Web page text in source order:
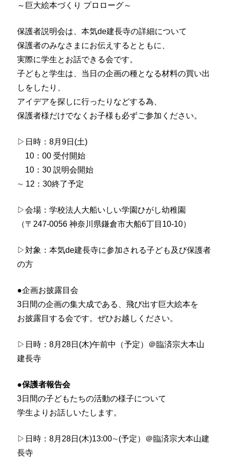
～巨大絵本づくり プロローグ～
保護者説明会は、本気de建長寺の詳細について
保護者のみなさまにお伝えするとともに、
実際に学生とお話できる会です。
子どもと学生は、当日の企画の種となる材料の買い出
しをしたり、
アイデアを探しに行ったりなどする為、
保護者様だけでなくお子様も必ずご参加ください。
▷日時：8⽉9⽇(⼟)
10：00 受付開始
10：30 説明会開始
∼ 12：30終了予定
▷会場：学校法人大船いしい学園ひがし幼稚園
（〒247-0056 神奈川県鎌倉市大船6丁目10-10）
▷対象：本気de建長寺に参加される子ども及び保護者
の方
●企画お披露目会
3日間の企画の集大成である、飛び出す巨大絵本を
お披露目する会です。ぜひお越しください。
▷日時：8⽉28⽇(⽊)午前中（予定）＠臨済宗⼤本⼭
建⻑寺
●保護者報告会
3日間の子どもたちの活動の様子について
学生よりお話しいたします。
▷日時：8月28日(木)13:00∼(予定）＠臨済宗大本山建
長寺